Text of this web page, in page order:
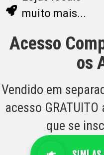
muito mais...
Acesso
os
Vendido em
acesso
que se